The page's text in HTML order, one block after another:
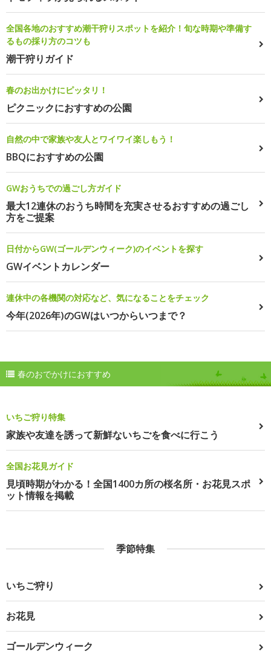
全国各地のおすすめ潮干狩りスポットを紹介！旬な時期や準備す
るもの採り方のコツも
潮干狩りガイド
春のお出かけにピッタリ！
ピクニックにおすすめの公園
自然の中で家族や友人とワイワイ楽しもう！
BBQにおすすめの公園
GWおうちでの過ごし方ガイド
最大12連休のおうち時間を充実させるおすすめの過ごし
方をご提案
日付からGW(ゴールデンウィーク)のイベントを探す
GWイベントカレンダー
連休中の各機関の対応など、気になることをチェック
今年(2026年)のGWはいつからいつまで？
春のおでかけにおすすめ
いちご狩り特集
家族や友達を誘って新鮮ないちごを食べに行こう
全国お花見ガイド
見頃時期がわかる！全国1400カ所の桜名所・お花見スポ
ット情報を掲載
季節特集
いちご狩り
お花見
ゴールデンウィーク